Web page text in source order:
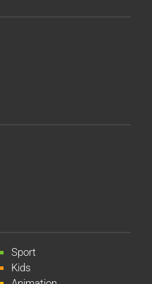
Sport
Kids